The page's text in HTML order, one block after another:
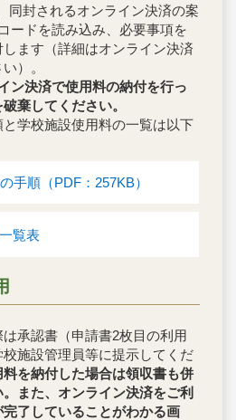
同封されるオンライン決済の案
ードを読み込み、必要事項を
ます（詳細はオンライン決済
）。
ン決済で使用料の納付を行っ
棄してください。
学校施設使用料の一覧は以下
手順（PDF：257KB）
覧表
承認書（申請書2枚目の利用
施設管理員等に提示してくだ
料を納付した場合は領収書も併
また、オンライン決済をご利
了していることがわかる画